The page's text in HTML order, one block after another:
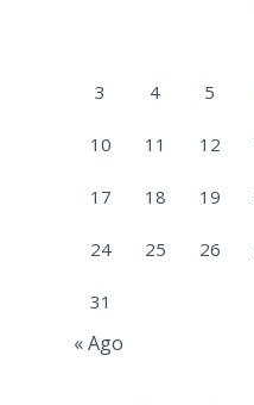
3 4 5
10 11 12
17 18 19
24 25 26
31
« Ago